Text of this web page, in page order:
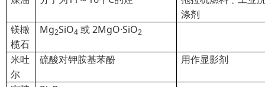
涤剂
镁橄
榄石
Mg2SiO4 或 2MgO·SiO2
米吐
尔
硫酸对钾胺基苯酚 用作显影剂